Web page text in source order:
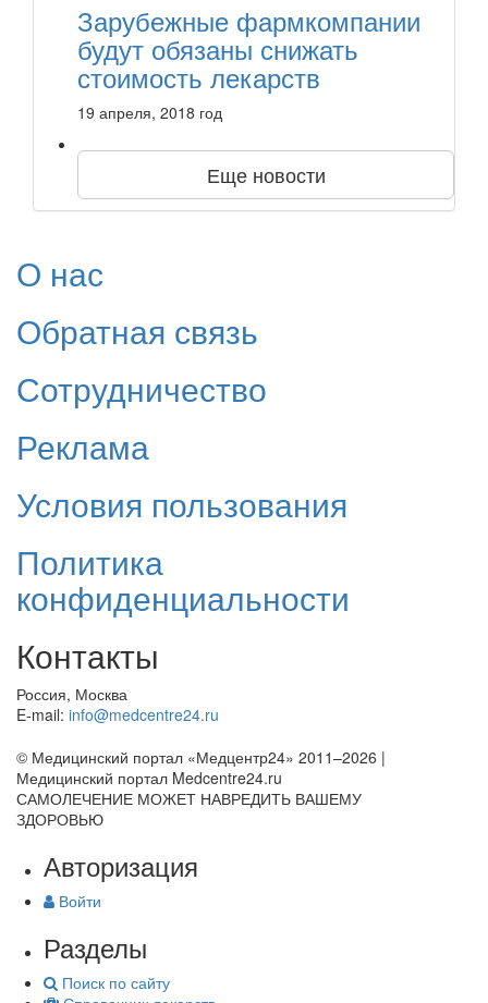
Зарубежные фармкомпании
будут обязаны снижать
стоимость лекарств
19 апреля, 2018 год
Еще новости
О нас
Обратная связь
Сотрудничество
Реклама
Условия пользования
Политика
конфиденциальности
Контакты
Россия, Москва
E-mail: info@medcentre24.ru
© Медицинский портал «Медцентр24» 2011–2026 |
Медицинский портал Medcentre24.ru
САМОЛЕЧЕНИЕ МОЖЕТ НАВРЕДИТЬ ВАШЕМУ
ЗДОРОВЬЮ
Авторизация
Войти
Разделы
Поиск по сайту